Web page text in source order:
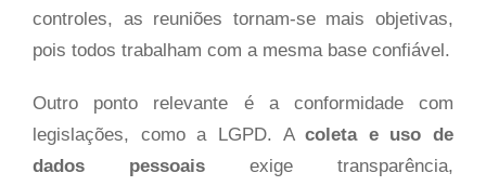
controles, as reuniões tornam-se mais objetivas,
pois todos trabalham com a mesma base confiável.
Outro ponto relevante é a conformidade com
legislações, como a LGPD. Acoleta e uso de
dados pessoais exige transparência,